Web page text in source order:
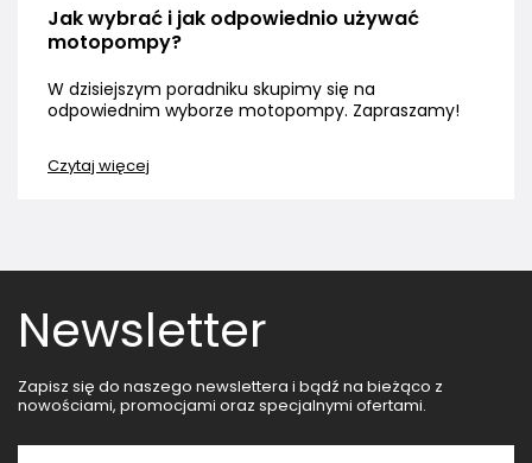
Jak wybrać i jak odpowiednio używać
motopompy?
W dzisiejszym poradniku skupimy się na
odpowiednim wyborze motopompy. Zapraszamy!
Czytaj więcej
Newsletter
Zapisz się do naszego newslettera i bądź na bieżąco z
nowościami, promocjami oraz specjalnymi ofertami.